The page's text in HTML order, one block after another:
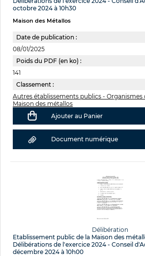
octobre 2024 à 10h30
Maison des Métallos
Date de publication :
08/01/2025
Poids du PDF (en ko) :
141
Classement :
Autres établissements publics - Organismes
Maison des métallos
Ajouter au Panier
Document numérique
Délibération
Etablissement public de la Maison des
Délibérations de l'exercice 2024 - Conseil
décembre 2024 à 10h00